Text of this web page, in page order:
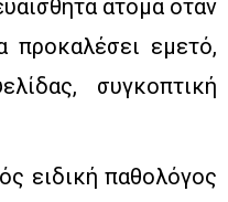
άτομα όταν
προκαλέσει εμετό,
συγκοπτική
ειδική παθολόγος